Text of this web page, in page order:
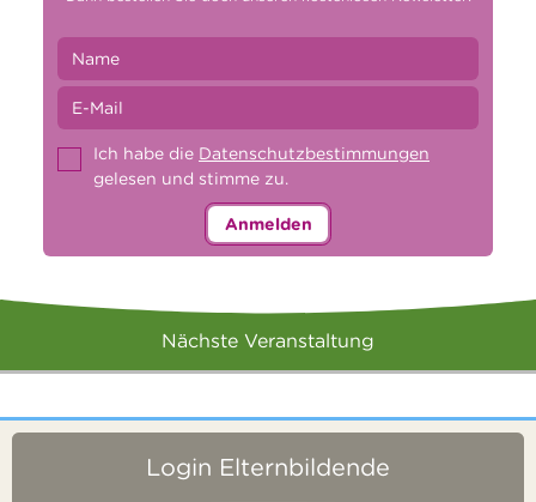
Ich habe die Datenschutzbestimmungen
gelesen und stimme zu.
Anmelden
Nächste Veranstaltung
Login Elternbildende